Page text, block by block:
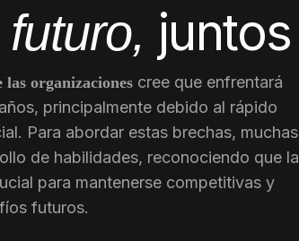
futuro, juntos
las organizaciones cree que enfrentará
principalmente debido al rápido
Para abordar estas brechas, muchas
de habilidades, reconociendo que la
para mantenerse competitivas y
futuros.